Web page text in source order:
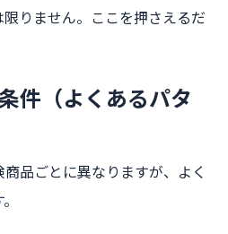
りません。ここを押さえるだ
件（よくあるパタ
品ごとに異なりますが、よく